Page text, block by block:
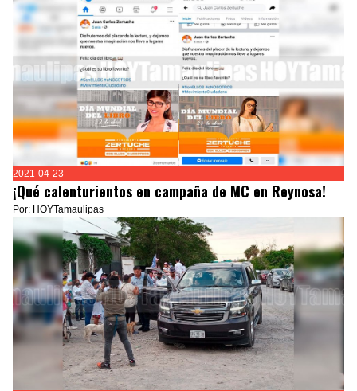
2021-04-23
¡Qué calenturientos en campaña de MC en Reynosa!
Por: HOYTamaulipas